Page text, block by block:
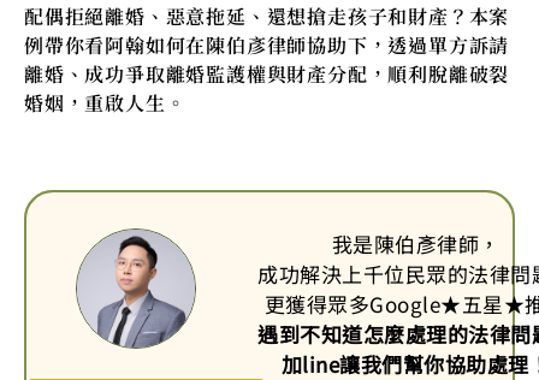
配偶拒絕離婚、惡意拖延、還想搶走孩子和財產？本案
例帶你看阿翰如何在陳伯彥律師協助下，透過單方訴請
離婚、成功爭取離婚監護權與財產分配，順利脫離破裂
婚姻，重啟人生。
我是陳伯彥律師，
成功解決上千位民眾的法律問
更獲得眾多Google★五星★
遇到不知道怎麼處理的法律問
加line讓我們幫你協助處理